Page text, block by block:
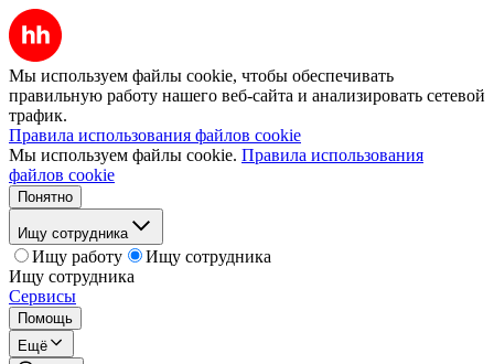
Мы используем файлы cookie, чтобы обеспечивать
правильную работу нашего веб-сайта и анализировать сетевой
трафик.
Правила использования файлов cookie
Мы используем файлы cookie. Правила использования
файлов cookie
Понятно
Ищу сотрудника
Ищу работу
Ищу сотрудника
Ищу сотрудника
Сервисы
Помощь
Ещё